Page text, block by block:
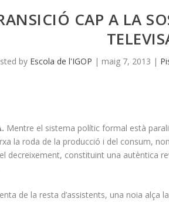
CAP A LA
by Escola de l'IGOP | maig 7, 2013 |
Mentre el sistema polític formal està
la roda de la producció i del consum,
decreixement, constituint una autèntica
de la resta d’assistents, una noia alça